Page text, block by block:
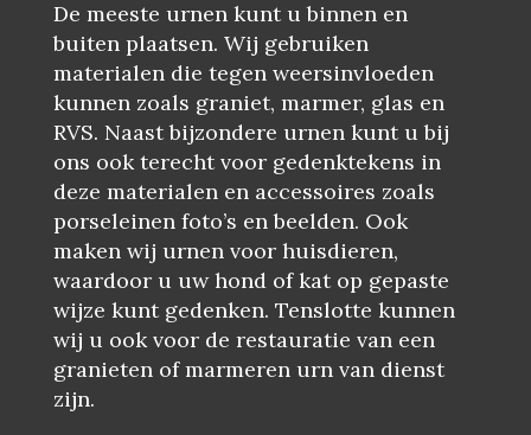
De meeste urnen kunt u binnen en
buiten plaatsen. Wij gebruiken
materialen die tegen weersinvloeden
kunnen zoals graniet, marmer, glas en
RVS. Naast bijzondere urnen kunt u bij
ons ook terecht voor gedenktekens in
deze materialen en accessoires zoals
porseleinen foto’s en beelden. Ook
maken wij urnen voor huisdieren,
waardoor u uw hond of kat op gepaste
wijze kunt gedenken. Tenslotte kunnen
wij u ook voor de restauratie van een
granieten of marmeren urn van dienst
zijn.